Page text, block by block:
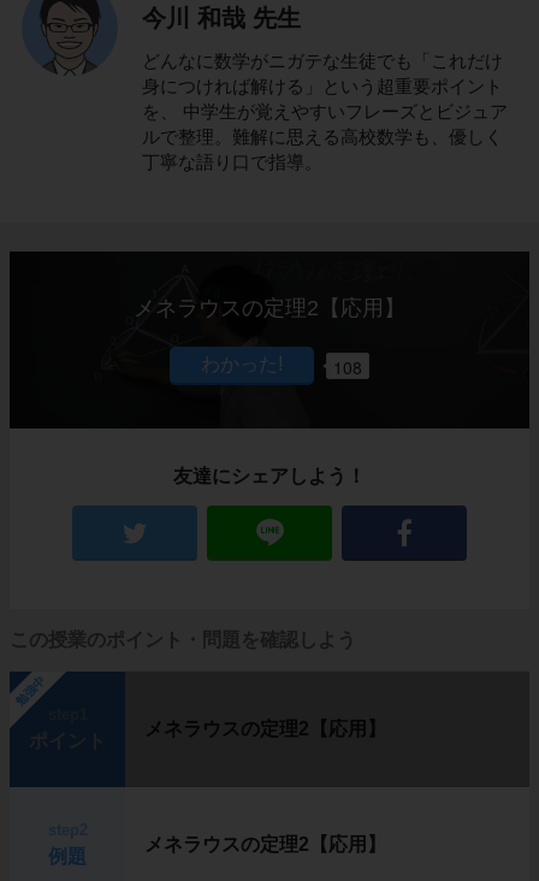
今川 和哉 先生
どんなに数学がニガテな生徒でも「これだけ
身につければ解ける」という超重要ポイント
を、 中学生が覚えやすいフレーズとビジュア
ルで整理。難解に思える高校数学も、優しく
丁寧な語り口で指導。
メネラウスの定理2【応用】
108
友達にシェアしよう！
この授業のポイント・問題を確認しよう
勉強中
メネラウスの定理2【応用】
例題
メネラウスの定理2【応用】